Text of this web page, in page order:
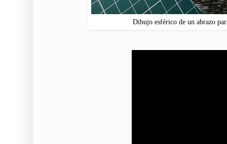
Dibujo esférico de un abrazo